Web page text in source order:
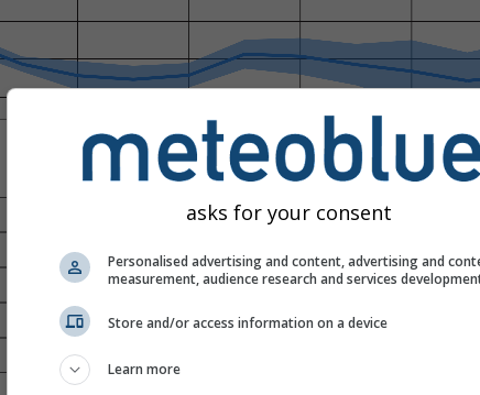
ნალექი (მმ) / ნალექის ალბათობა (%)
ორშ სამ ოთხ ხუთ პარ შაბ კვი ორშ
0%
asks for your consent
Personalised advertising and content, advertising and
measurement, audience research and services
Store and/or access information on a device
Learn more